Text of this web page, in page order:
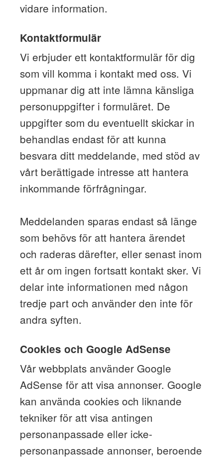
vidare information.
Kontaktformulär
Vi erbjuder ett kontaktformulär för dig
som vill komma i kontakt med oss. Vi
uppmanar dig att inte lämna känsliga
personuppgifter i formuläret. De
uppgifter som du eventuellt skickar in
behandlas endast för att kunna
besvara ditt meddelande, med stöd av
vårt berättigade intresse att hantera
inkommande förfrågningar.
Meddelanden sparas endast så länge
som behövs för att hantera ärendet
och raderas därefter, eller senast inom
ett år om ingen fortsatt kontakt sker. Vi
delar inte informationen med någon
tredje part och använder den inte för
andra syften.
Cookies och Google AdSense
Vår webbplats använder Google
AdSense för att visa annonser. Google
kan använda cookies och liknande
tekniker för att visa antingen
personanpassade eller icke-
personanpassade annonser, beroende